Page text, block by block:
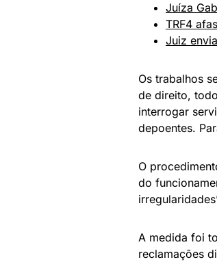
Juíza
TRF4
Juiz
Os trabalhos
de direito,
interrogar
depoentes.
O
do
A medida foi
reclamações